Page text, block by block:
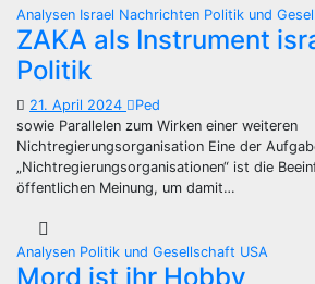
Analysen Israel Nachrichten Politik und
ZAKA als Instrument
Politik
21. April 2024
Ped
sowie Parallelen zum Wirken einer weiteren
Nichtregierungsorganisation Eine der
„Nichtregierungsorganisationen“ ist die
öffentlichen Meinung, um damit…
Analysen Politik und Gesellschaft USA
Mord ist ihr Hobby